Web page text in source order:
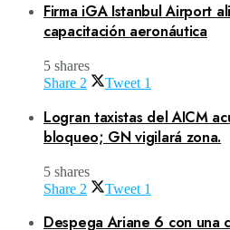
Firma iGA Istanbul Airport
capacitación aeronáutica
5 shares
Share 2 Tweet 1
Logran taxistas del AICM
bloqueo; GN vigilará zona.
5 shares
Share 2 Tweet 1
Despega Ariane 6 con una